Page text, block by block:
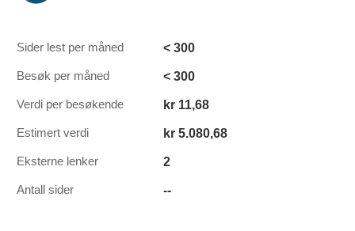
Sider lest per måned < 300
Besøk per måned < 300
Verdi per besøkende kr 11,68
Estimert verdi kr 5.080,68
Eksterne lenker 2
Antall sider --